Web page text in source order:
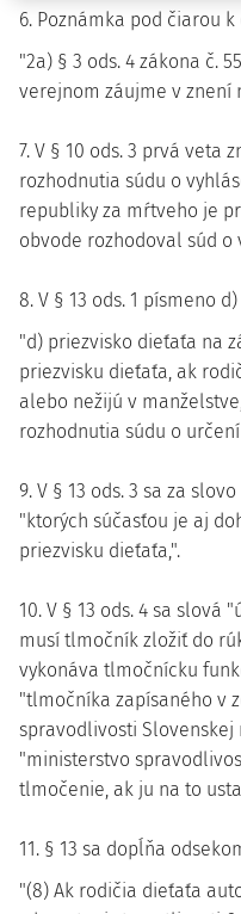
6. Poznámka pod čiarou k
"2a) § 3 ods. 4 zákona č.
verejnom záujme v znení
7. V § 10 ods. 3 prvá veta
rozhodnutia súdu o
republiky za mŕtveho je
obvode rozhodoval súd o
8. V § 13 ods. 1 písmeno
"d) priezvisko dieťaťa na
priezvisku dieťaťa, ak
alebo nežijú v
rozhodnutia súdu o
9. V § 13 ods. 3 sa za
"ktorých súčasťou je aj
priezvisku dieťaťa,".
10. V § 13 ods. 4 sa
musí tlmočník zložiť do
vykonáva tlmočnícku
"tlmočníka zapísaného v
spravodlivosti
"ministerstvo
tlmočenie, ak ju na to
11. § 13 sa dopĺňa
"(8) Ak rodičia dieťaťa